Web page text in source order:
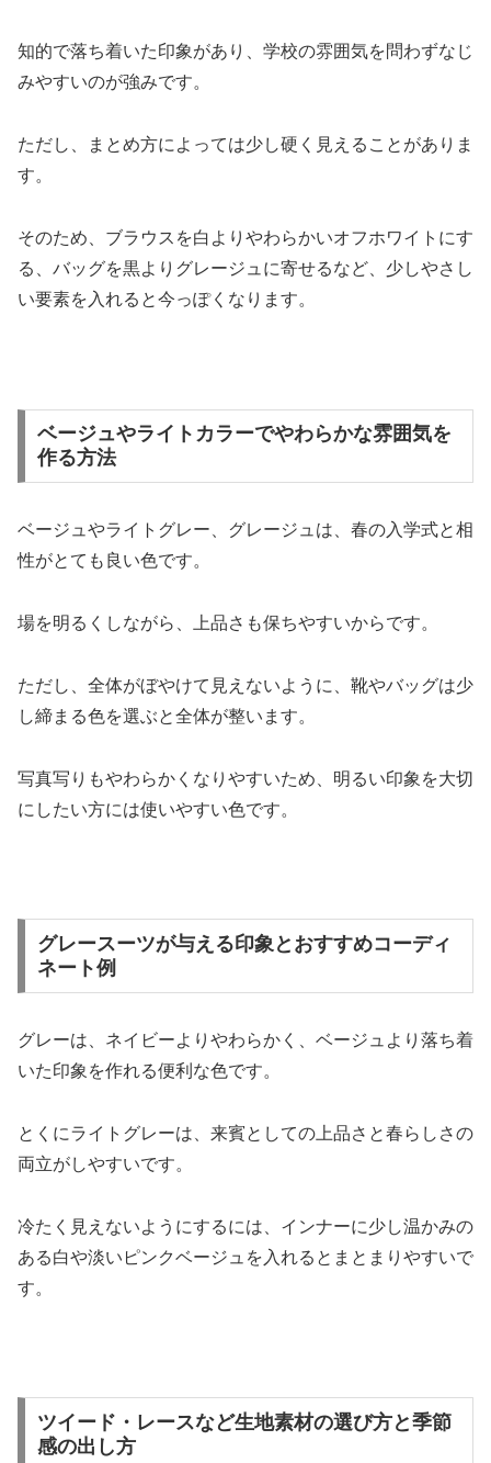
知的で落ち着いた印象があり、学校の雰囲気を問わずなじ
みやすいのが強みです。
ただし、まとめ方によっては少し硬く見えることがありま
す。
そのため、ブラウスを白よりやわらかいオフホワイトにす
る、バッグを黒よりグレージュに寄せるなど、少しやさし
い要素を入れると今っぽくなります。
ベージュやライトカラーでやわらかな雰囲気を
作る方法
ベージュやライトグレー、グレージュは、春の入学式と相
性がとても良い色です。
場を明るくしながら、上品さも保ちやすいからです。
ただし、全体がぼやけて見えないように、靴やバッグは少
し締まる色を選ぶと全体が整います。
写真写りもやわらかくなりやすいため、明るい印象を大切
にしたい方には使いやすい色です。
グレースーツが与える印象とおすすめコーディ
ネート例
グレーは、ネイビーよりやわらかく、ベージュより落ち着
いた印象を作れる便利な色です。
とくにライトグレーは、来賓としての上品さと春らしさの
両立がしやすいです。
冷たく見えないようにするには、インナーに少し温かみの
ある白や淡いピンクベージュを入れるとまとまりやすいで
す。
ツイード・レースなど生地素材の選び方と季節
感の出し方